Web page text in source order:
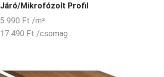
Járó/Mikrofózolt Profil
5 990 Ft /m²
17 490 Ft /csomag